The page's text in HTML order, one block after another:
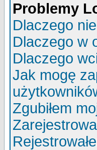
Problemy
Dlaczego
Dlaczego w
Dlaczego
Jak mogę
Zgubiłem